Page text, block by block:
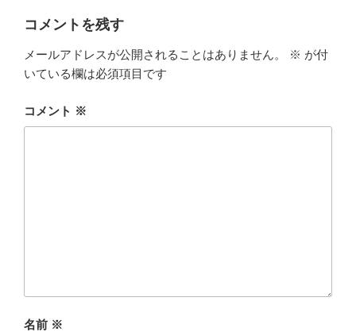
コメントを残す
メールアドレスが公開されることはありません。 ※ が付
いている欄は必須項目です
コメント ※
名前 ※